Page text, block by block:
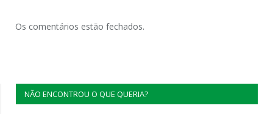
Os comentários estão fechados.
NÃO ENCONTROU O QUE QUERIA?